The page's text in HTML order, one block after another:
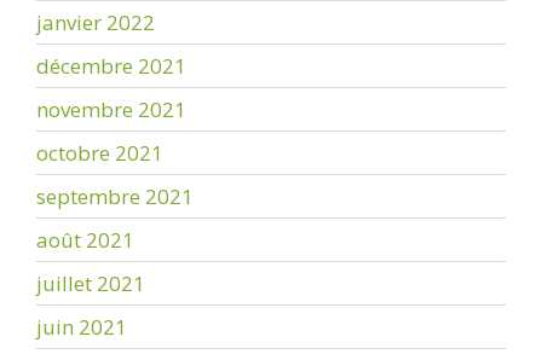
janvier 2022
décembre 2021
novembre 2021
octobre 2021
septembre 2021
août 2021
juillet 2021
juin 2021